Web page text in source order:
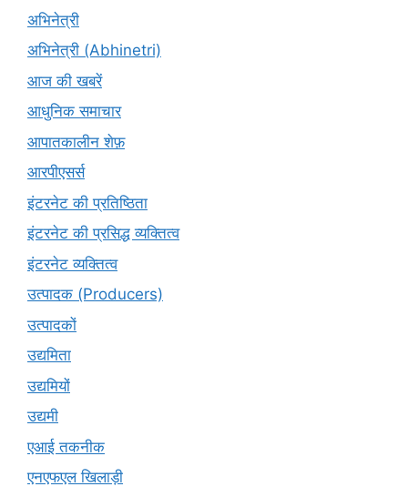
अभिनेत्री
अभिनेत्री (Abhinetri)
आज की खबरें
आधुनिक समाचार
आपातकालीन शेफ़
आरपीएसर्स
इंटरनेट की प्रतिष्ठिता
इंटरनेट की प्रसिद्ध व्यक्तित्व
इंटरनेट व्यक्तित्व
उत्पादक (Producers)
उत्पादकों
उद्यमिता
उद्यमियों
उद्यमी
एआई तकनीक
एनएफएल खिलाड़ी